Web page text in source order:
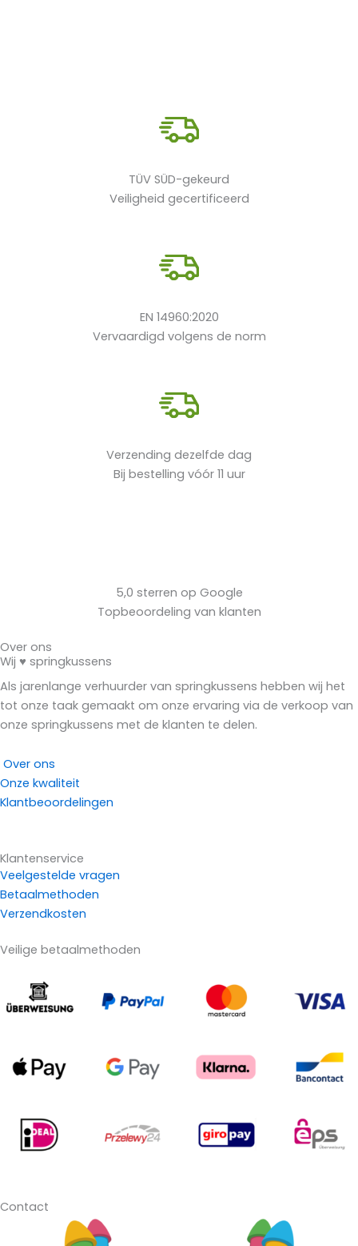
TÜV SÜD-gekeurd
Veiligheid gecertificeerd
EN 14960:2020
Vervaardigd volgens de norm
Verzending dezelfde dag
Bij bestelling vóór 11 uur
5,0 sterren op Google
Topbeoordeling van klanten
Over ons
Wij ♥ springkussens
Als jarenlange verhuurder van springkussens hebben wij het
tot onze taak gemaakt om onze ervaring via de verkoop van
onze springkussens met de klanten te delen.
Over ons
Onze kwaliteit
Klantbeoordelingen
Klantenservice
Veelgestelde vragen
Betaalmethoden
Verzendkosten
Veilige betaalmethoden
Contact